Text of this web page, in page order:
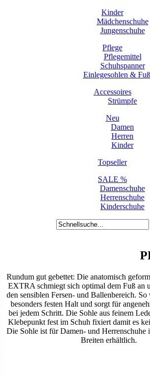
Kinder
Mädchenschuhe
Jungenschuhe
Pflege
Pflegemittel
Schuhspanner
Einlegesohlen &
Accessoires
Strümpfe
Neu
Damen
Herren
Kinder
Topseller
SALE %
Damenschuhe
Herrenschuhe
Kinderschuhe
Rundum gut gebettet: Die anatomisch
EXTRA schmiegt sich optimal dem Fuß an
den sensiblen Fersen- und Ballenbereich.
besonders festen Halt und sorgt für
bei jedem Schritt. Die Sohle aus feinem
Klebepunkt fest im Schuh fixiert damit es
Die Sohle ist für Damen- und Herrenschuhe
Breiten erhältlich.